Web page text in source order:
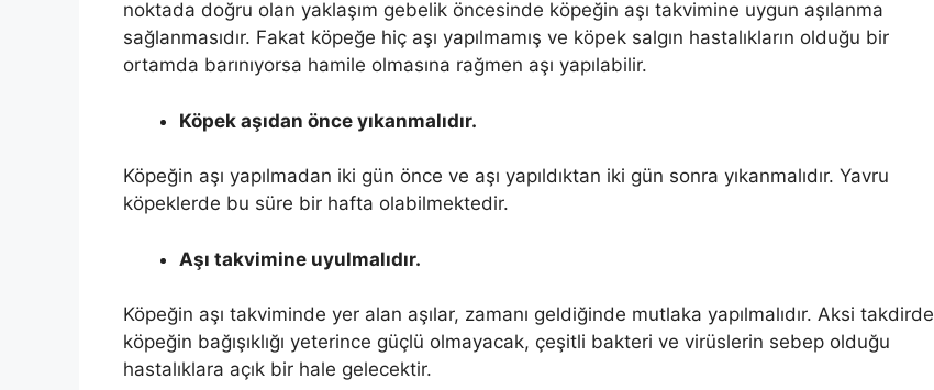
noktada doğru olan yaklaşım gebelik öncesinde köpeğin aşı takvimine uygun aşılanma
sağlanmasıdır. Fakat köpeğe hiç aşı yapılmamış ve köpek salgın hastalıkların olduğu bir
ortamda barınıyorsa hamile olmasına rağmen aşı yapılabilir.
Köpek aşıdan önce yıkanmalıdır.
Köpeğin aşı yapılmadan iki gün önce ve aşı yapıldıktan iki gün sonra yıkanmalıdır. Yavru
köpeklerde bu süre bir hafta olabilmektedir.
Aşı takvimine uyulmalıdır.
Köpeğin aşı takviminde yer alan aşılar, zamanı geldiğinde mutlaka yapılmalıdır. Aksi takdirde
köpeğin bağışıklığı yeterince güçlü olmayacak, çeşitli bakteri ve virüslerin sebep olduğu
hastalıklara açık bir hale gelecektir.